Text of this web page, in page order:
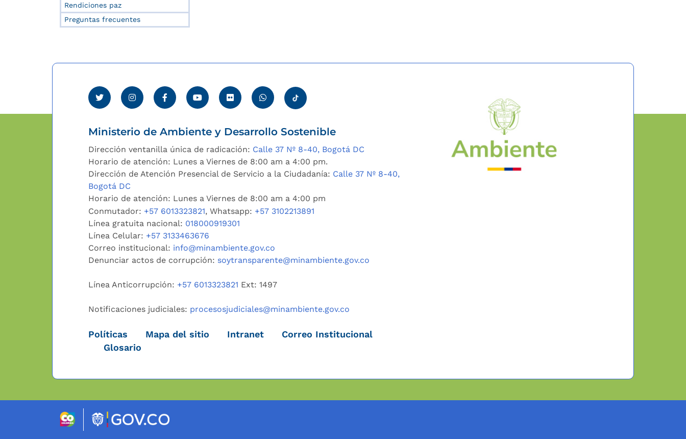
Rendiciones paz
Preguntas frecuentes
Ministerio de Ambiente y Desarrollo Sostenible
Dirección ventanilla única de radicación: Calle 37 Nº 8-40, Bogotá DC
Horario de atención: Lunes a Viernes de 8:00 am a 4:00 pm.
Dirección de Atención Presencial de Servicio a la Ciudadanía: Calle 37 Nº 8-40,
Bogotá DC
Horario de atención: Lunes a Viernes de 8:00 am a 4:00 pm
Conmutador: +57 6013323821, Whatsapp: +57 3102213891
Línea gratuita nacional: 018000919301
Línea Celular: +57 3133463676
Correo institucional: info@minambiente.gov.co
Denunciar actos de corrupción: soytransparente@minambiente.gov.co
Línea Anticorrupción: +57 6013323821 Ext: 1497
Notificaciones judiciales: procesosjudiciales@minambiente.gov.co
Políticas Mapa del sitio Intranet
Correo Institucional
Glosario